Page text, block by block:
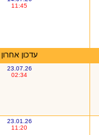
11:45
עדכון אחרון
23.07.26
02:34
23.01.26
11:20